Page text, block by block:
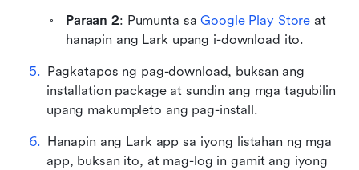
Paraan 2: Pumunta sa Google Play Store at
hanapin ang Lark upang i-download ito.
Pagkatapos ng pag-download, buksan ang
installation package at sundin ang mga tagubilin
upang makumpleto ang pag-install.
Hanapin ang Lark app sa iyong listahan ng mga
app, buksan ito, at mag-log in gamit ang iyong